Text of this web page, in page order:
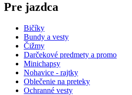
Pre jazdca
Bičíky
Bundy a vesty
Čižmy
Darčekové predmety a promo
Minichapsy
Nohavice - rajtky
Oblečenie na preteky
Ochranné vesty